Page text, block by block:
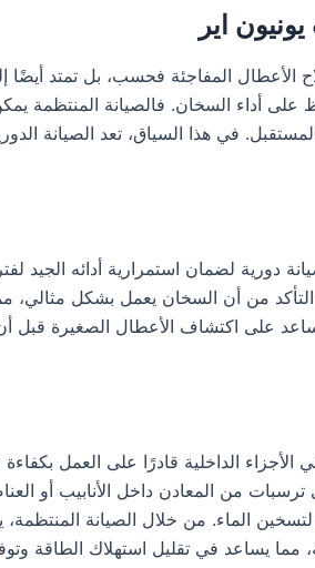
اير
الأعطال المفاجئة فحسب، بل تمتد أيضًا
على أداء السخان. فالصيانة المنتظمة
في هذا السياق، تعد الصيانة
دورية لضمان استمرارية أدائه الجيد
من أن السخان يعمل بشكل مثالي،
على اكتشاف الأعطال الصغيرة قبل
الداخلية قادرًا على العمل بكفاءة
من المعادن داخل الأنابيب أو
لتسخين الماء. من خلال الصيانة
يساعد في تقليل استهلاك الطاقة